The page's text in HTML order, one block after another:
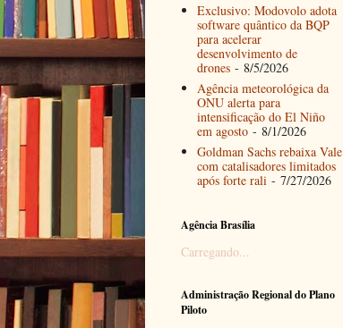
Exclusivo: Modovolo adota
software quântico da BQP
para acelerar
desenvolvimento de
drones- 8/5/2026
Agência meteorológica da
ONU alerta para
intensificação do El Niño
em agosto- 8/1/2026
Goldman Sachs rebaixa Vale
com catalisadores limitados
após forte rali - 7/27/2026
Agência Brasília
Carregando...
Administração Regional do Plano
Piloto